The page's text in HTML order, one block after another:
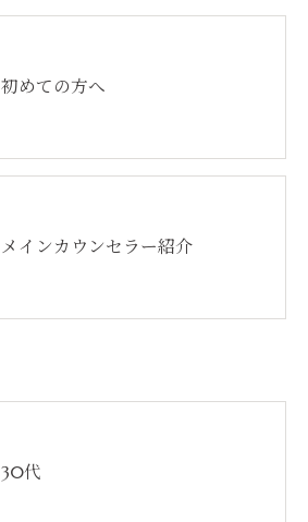
初めての方へ
メインカウンセラー紹介
30代